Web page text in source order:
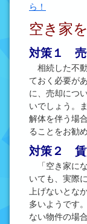
ら！
空き家
対策１ 売
相続した不
ておく必要が
に、売却につ
いでしょう。
解体を伴う場
ることをお勧
対策２ 賃
「空き家に
いても、実際
上げないとな
多いようです
ない物件の場